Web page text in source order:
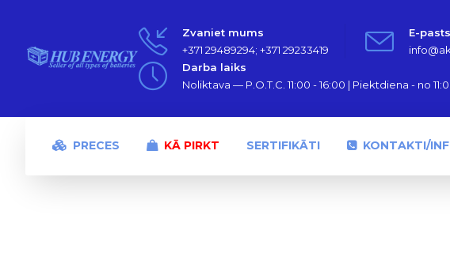
Zvaniet mums
+371 29489294; +371 29233419
E-pasts
Darba laiks
Noliktava — P.O.T.C. 11:00 - 16:00 | Piektdiena - no
PRECES KĀ PIRKT SERTIFIKĀTI KONTAKTI/